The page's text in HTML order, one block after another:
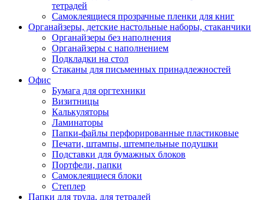
тетрадей
Самоклеящиеся прозрачные пленки для книг
Органайзеры, детские настольные наборы, стаканчики
Органайзеры без наполнения
Органайзеры с наполнением
Подкладки на стол
Стаканы для письменных принадлежностей
Офис
Бумага для оргтехники
Визитницы
Калькуляторы
Ламинаторы
Папки-файлы перфорированные пластиковые
Печати, штампы, штемпельные подушки
Подставки для бумажных блоков
Портфели, папки
Самоклеящиеся блоки
Степлер
Папки для труда, для тетрадей